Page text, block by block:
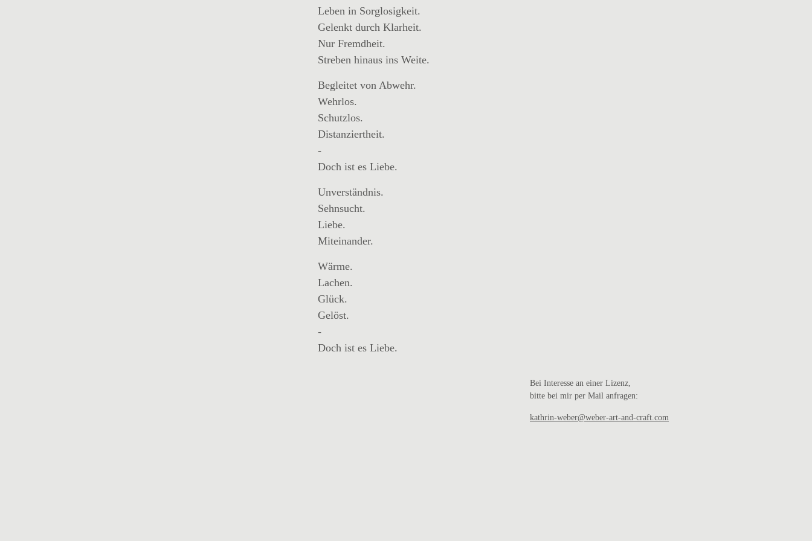
Leben in Sorglosigkeit.
Gelenkt durch Klarheit.
Nur Fremdheit.
Streben hinaus ins Weite.
Begleitet von Abwehr.
Wehrlos.
Schutzlos.
Distanziertheit.
-
Doch ist es Liebe.
Unverständnis.
Sehnsucht.
Liebe.
Miteinander.
Wärme.
Lachen.
Glück.
Gelöst.
-
Doch ist es Liebe.
Bei Interesse an einer Lizenz,
bitte bei mir per Mail anfragen:
kathrin-weber@weber-art-and-craft.com